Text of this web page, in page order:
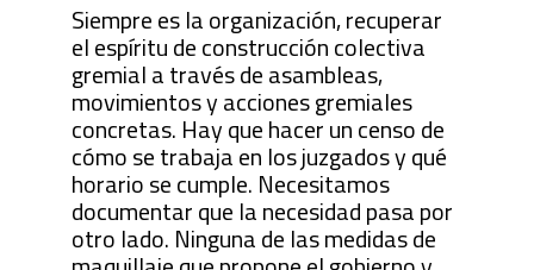
Siempre es la organización, recuperar
el espíritu de construcción colectiva
gremial a través de asambleas,
movimientos y acciones gremiales
concretas. Hay que hacer un censo de
cómo se trabaja en los juzgados y qué
horario se cumple. Necesitamos
documentar que la necesidad pasa por
otro lado. Ninguna de las medidas de